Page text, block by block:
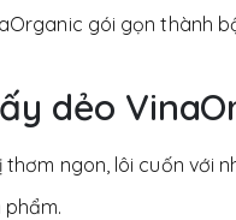
gói gọn thành
dẻo
ngon, lôi cuốn với